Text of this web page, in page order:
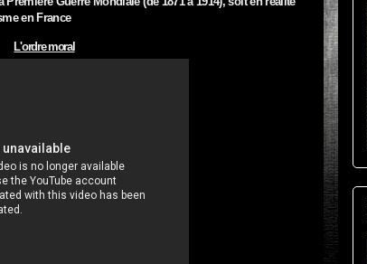
en France
L'ordre moral